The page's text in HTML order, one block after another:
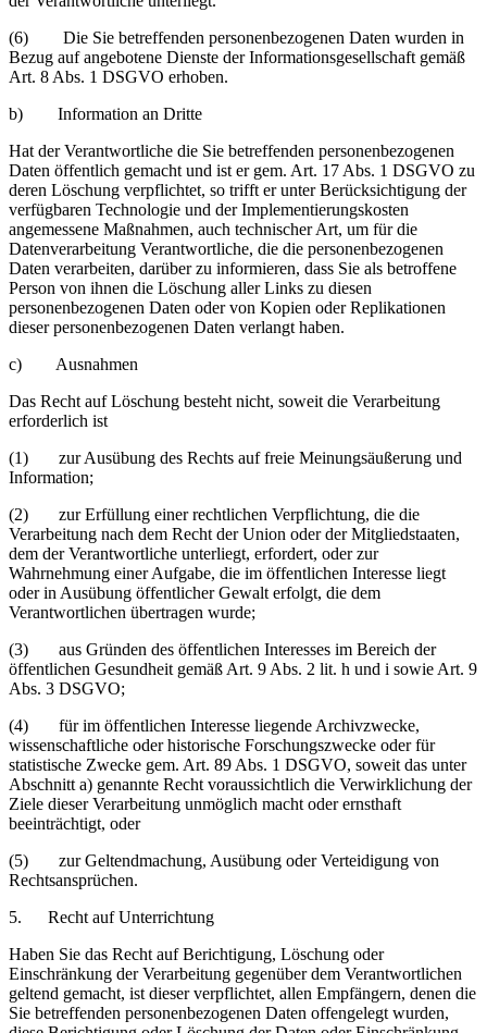
(6) Die Sie betreffenden personenbezogenen Daten wurden in
Bezug auf angebotene Dienste der Informationsgesellschaft gemäß
Art. 8 Abs. 1 DSGVO erhoben.
b) Information an Dritte
Hat der Verantwortliche die Sie betreffenden personenbezogenen
Daten öffentlich gemacht und ist er gem. Art. 17 Abs. 1 DSGVO zu
deren Löschung verpflichtet, so trifft er unter Berücksichtigung der
verfügbaren Technologie und der Implementierungskosten
angemessene Maßnahmen, auch technischer Art, um für die
Datenverarbeitung Verantwortliche, die die personenbezogenen
Daten verarbeiten, darüber zu informieren, dass Sie als betroffene
Person von ihnen die Löschung aller Links zu diesen
personenbezogenen Daten oder von Kopien oder Replikationen
dieser personenbezogenen Daten verlangt haben.
c) Ausnahmen
Das Recht auf Löschung besteht nicht, soweit die Verarbeitung
erforderlich ist
(1) zur Ausübung des Rechts auf freie Meinungsäußerung und
Information;
(2) zur Erfüllung einer rechtlichen Verpflichtung, die die
Verarbeitung nach dem Recht der Union oder der Mitgliedstaaten,
dem der Verantwortliche unterliegt, erfordert, oder zur
Wahrnehmung einer Aufgabe, die im öffentlichen Interesse liegt
oder in Ausübung öffentlicher Gewalt erfolgt, die dem
Verantwortlichen übertragen wurde;
(3) aus Gründen des öffentlichen Interesses im Bereich der
öffentlichen Gesundheit gemäß Art. 9 Abs. 2 lit. h und i sowie Art. 9
Abs. 3 DSGVO;
(4) für im öffentlichen Interesse liegende Archivzwecke,
wissenschaftliche oder historische Forschungszwecke oder für
statistische Zwecke gem. Art. 89 Abs. 1 DSGVO, soweit das unter
Abschnitt a) genannte Recht voraussichtlich die Verwirklichung der
Ziele dieser Verarbeitung unmöglich macht oder ernsthaft
beeinträchtigt, oder
(5) zur Geltendmachung, Ausübung oder Verteidigung von
Rechtsansprüchen.
5. Recht auf Unterrichtung
Haben Sie das Recht auf Berichtigung, Löschung oder
Einschränkung der Verarbeitung gegenüber dem Verantwortlichen
geltend gemacht, ist dieser verpflichtet, allen Empfängern, denen die
Sie betreffenden personenbezogenen Daten offengelegt wurden,